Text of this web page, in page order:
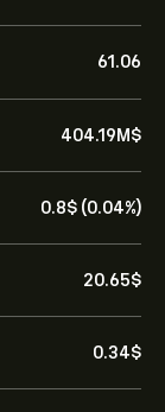
61.06
404.19M‎$‎
0.8‎$‎ (0.04%)
20.65‎$‎
0.34‎$‎